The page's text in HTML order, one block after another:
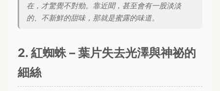
在，才驚覺不對勁。靠近聞，甚至會有一股淡淡
的、不新鮮的甜味，那就是蜜露的味道。
2. 紅蜘蛛 – 葉片失去光澤與神祕的
細絲